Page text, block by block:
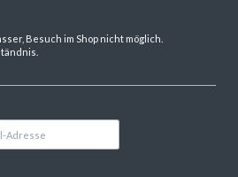
Besuch im Shop nicht möglich.